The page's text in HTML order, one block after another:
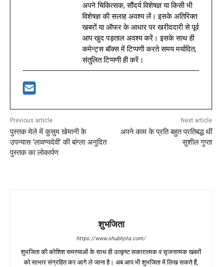
अपने चिकित्सक, सौंदर्य विशेषज्ञ या किसी भी
विशेषज्ञ की सलाह अवश्य लें। इसके अतिरिक्त
खबरों या ऑफर के आधार पर खरीददारी से पूर्व
आप खुद पड़ताल अवश्य करें। इसके साथ ही
कमेन्ट्स बॉक्स में टिप्पणी करते समय मर्यादित,
संतुलित टिप्पणी ही करें।
Previous article
पुस्तक मेले में कुसुम खेमानी के
उपन्यास ‘लावण्यदेवी’ की बांग्ला अनुदित
पुस्तक का लोकार्पण
Next article
अपने काम के प्रति बहुत प्रतिबद्ध थीं
सुशील गुप्ता
शुभजिता
https://www.shubhjita.com/
शुभजिता की कोशिश समस्याओं के साथ ही उत्कृष्ट सकारात्मक व सृजनात्मक खबरों
को साभार संग्रहित कर आगे ले जाना है। अब आप भी शुभजिता में लिख सकते हैं,